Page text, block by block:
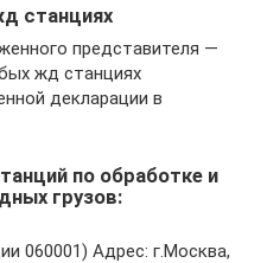
станциях
представителя —
жд станциях
декларации в
по обработке и
грузов:
060001) Адрес: г.Москва,